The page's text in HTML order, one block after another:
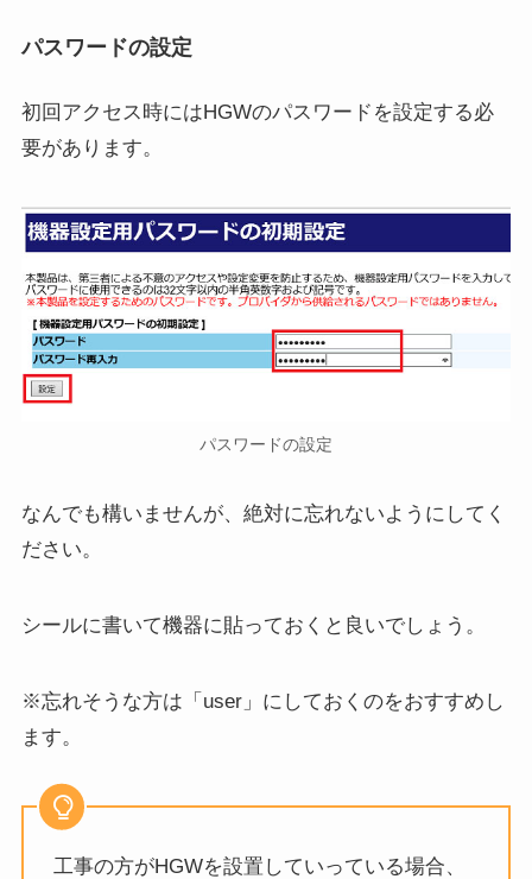
パスワードの設定
初回アクセス時にはHGWのパスワードを設定する必
要があります。
パスワードの設定
なんでも構いませんが、絶対に忘れないようにしてく
ださい。
シールに書いて機器に貼っておくと良いでしょう。
※忘れそうな方は「user」にしておくのをおすすめし
ます。
工事の方がHGWを設置していっている場合、